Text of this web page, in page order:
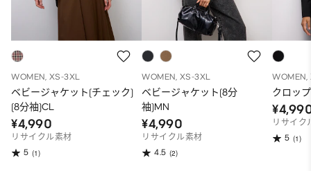
WOMEN, XS-3XL
ベビージャケット(チェック)
(8分袖)CL
¥4,990
リサイクル素材
5 (1)
WOMEN, XS-3XL
ベビージャケット(8分
袖)MN
¥4,990
リサイクル素材
4.5 (2)
WOMEN,
クロッ
リサイク
5 (1)